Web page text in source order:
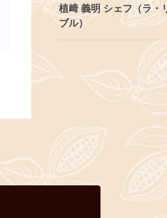
植﨑 義明 シェフ（ラ・
ブル）